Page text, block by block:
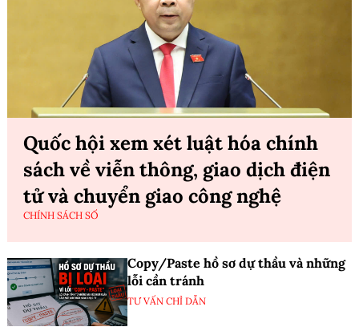
Quốc hội xem xét luật hóa chính
sách về viễn thông, giao dịch điện
tử và chuyển giao công nghệ
CHÍNH SÁCH SỐ
Copy/Paste hồ sơ dự thầu và những
lỗi cần tránh
TƯ VẤN CHỈ DẪN